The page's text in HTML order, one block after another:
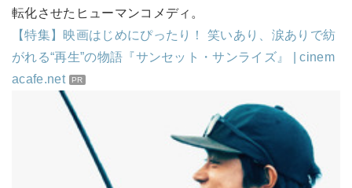
転化させたヒューマンコメディ。
【特集】映画はじめにぴったり！ 笑いあり、涙ありで紡
がれる“再生”の物語『サンセット・サンライズ』 | cinem
acafe.net
PR